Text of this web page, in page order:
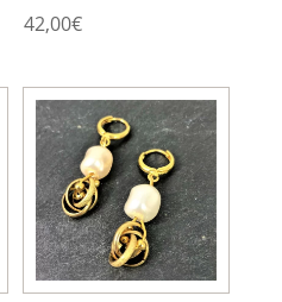
42,00€